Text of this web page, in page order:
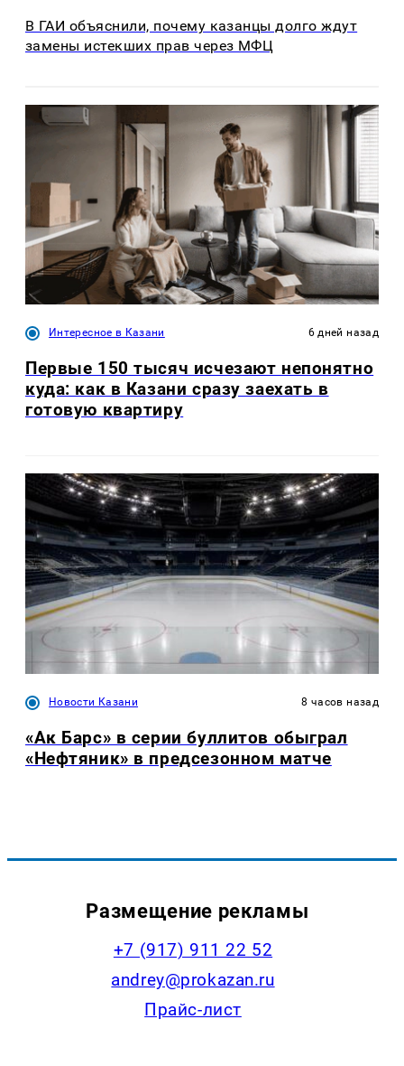
В ГАИ объяснили, почему казанцы долго ждут
замены истекших прав через МФЦ
Интересное в Казани 6 дней назад
Первые 150 тысяч исчезают непонятно
куда: как в Казани сразу заехать в
готовую квартиру
Новости Казани 8 часов назад
«Ак Барс» в серии буллитов обыграл
«Нефтяник» в предсезонном матче
Размещение рекламы
+7 (917) 911 22 52
andrey@prokazan.ru
Прайс-лист